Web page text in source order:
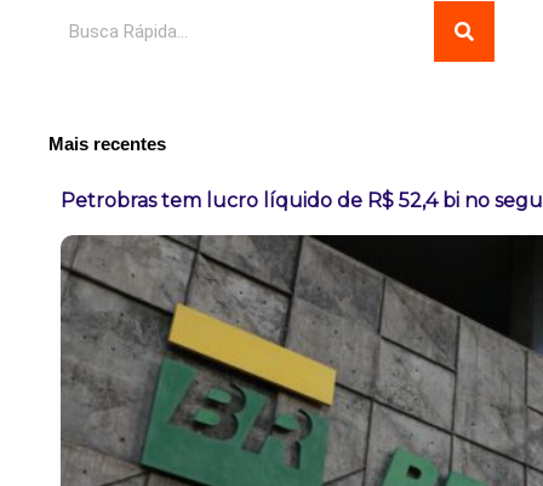
Mais recentes
Petrobras tem lucro líquido de R$ 52,4 bi no